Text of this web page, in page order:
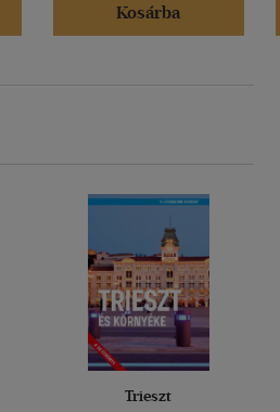
Kosárba
Trieszt